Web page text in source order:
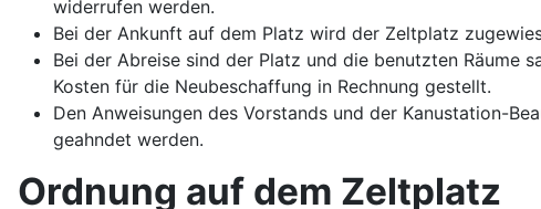
widerrufen werden.
Bei der Ankunft auf dem Platz wird der Zeltplatz
Bei der Abreise sind der Platz und die benutzten Räume
Kosten für die Neubeschaffung in Rechnung gestellt.
Den Anweisungen des Vorstands und der Kanustation-
geahndet werden.
Ordnung auf dem Zeltplatz